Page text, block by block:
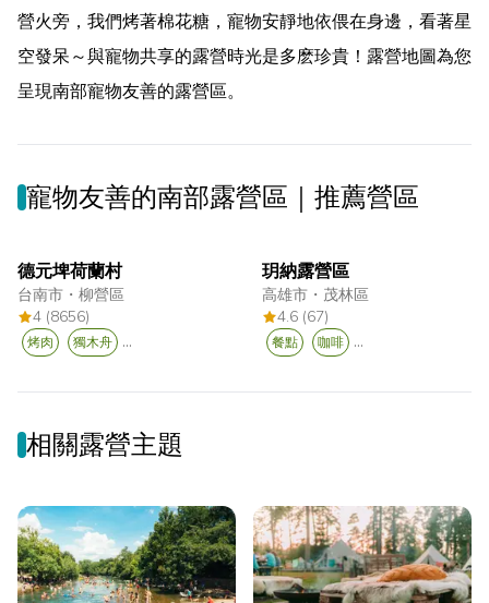
營火旁，我們烤著棉花糖，寵物安靜地依偎在身邊，看著星
空發呆～與寵物共享的露營時光是多麽珍貴！露營地圖為您
呈現南部寵物友善的露營區。
寵物友善的南部露營區｜推薦營區
德元埤荷蘭村
台南市 ・ 柳營區
4 (8656)
烤肉 獨木舟 ...
玥納露營區
高雄市 ・ 茂林區
4.6 (67)
餐點 咖啡 ...
相關露營主題